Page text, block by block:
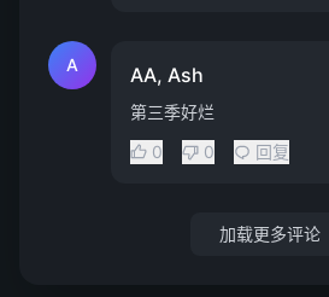
A AA, Ash
第三季好烂
0
0 回复
加载更多评论